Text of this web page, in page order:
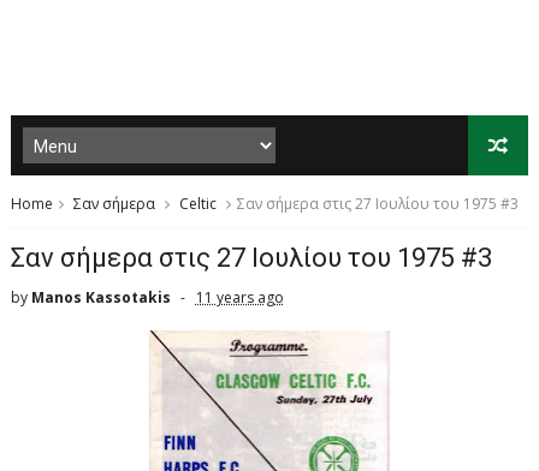
Home Σαν σήμερα Celtic Σαν σήμερα στις 27 Ιουλίου του 1975 #3
Σαν σήμερα στις 27 Ιουλίου του 1975 #3
by Manos Kassotakis 11 years ago